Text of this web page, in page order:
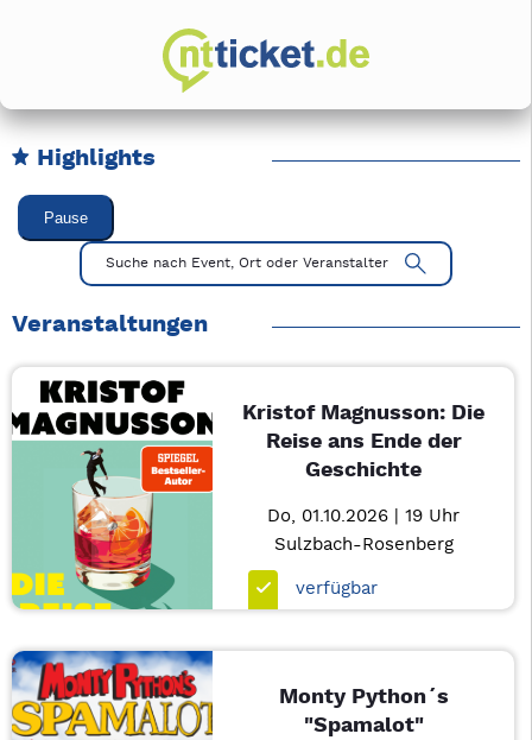
Highlights
Karussell Veranstaltungen überspringen
Pause
Mit Tab zu den Steuerelementen wechseln. Mit Pfeiltasten
Suche nach Event, Ort oder Veranstalter
Veranstaltungen
Kristof Magnusson: Die
Reise ans Ende der
Geschichte
Do, 01.10.2026 | 19 Uhr
Sulzbach-Rosenberg
verfügbar
Monty Python´s
"Spamalot"